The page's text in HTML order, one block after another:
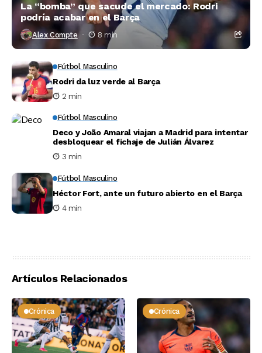
La “bomba” que sacude el mercado: Rodri
podría acabar en el Barça
Alex Compte 8 min
Fútbol Masculino
Rodri da luz verde al Barça
2 min
Fútbol Masculino
Deco y João Amaral viajan a Madrid para intentar
desbloquear el fichaje de Julián Álvarez
3 min
Fútbol Masculino
Héctor Fort, ante un futuro abierto en el Barça
4 min
Artículos Relacionados
Crónica Crónica